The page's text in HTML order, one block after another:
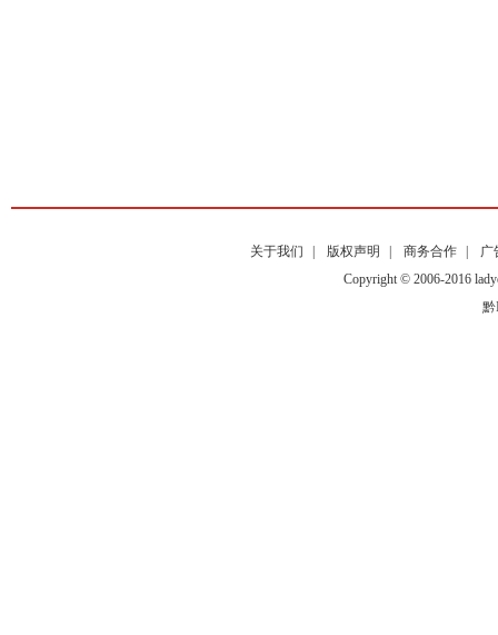
关于我们 版权声明 商务合作
广
Copyright © 2006-2016
黔